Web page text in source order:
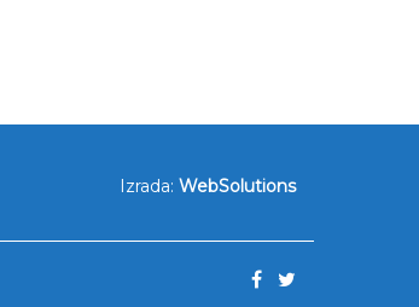
Izrada: WebSolutions